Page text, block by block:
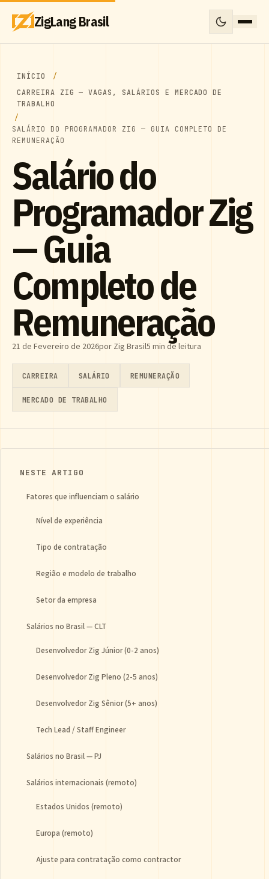
ZigLang Brasil
INÍCIO
CARREIRA ZIG — VAGAS, SALÁRIOS E MERCADO DE
TRABALHO
SALÁRIO DO PROGRAMADOR ZIG — GUIA COMPLETO DE
REMUNERAÇÃO
Salário do
Programador Zig
— Guia
Completo de
Remuneração
21 de Fevereiro de 2026por Zig Brasil5 min de leitura
CARREIRA SALÁRIO REMUNERAÇÃO
MERCADO DE TRABALHO
NESTE ARTIGO
Fatores que influenciam o salário
Nível de experiência
Tipo de contratação
Região e modelo de trabalho
Setor da empresa
Salários no Brasil — CLT
Desenvolvedor Zig Júnior (0-2 anos)
Desenvolvedor Zig Pleno (2-5 anos)
Desenvolvedor Zig Sênior (5+ anos)
Tech Lead / Staff Engineer
Salários no Brasil — PJ
Salários internacionais (remoto)
Estados Unidos (remoto)
Europa (remoto)
Ajuste para contratação como contractor